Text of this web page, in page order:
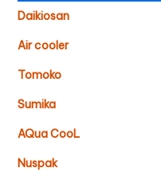
Daikiosan
Air cooler
Tomoko
Sumika
AQua CooL
Nuspak